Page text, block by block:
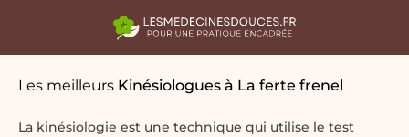
Les meilleurs Kinésiologues à La ferte frenel
La kinésiologie est une technique qui utilise le test